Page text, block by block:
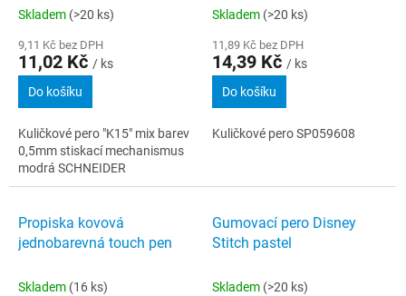
SCHNEIDER
Skladem (>20 ks)
9,11 Kč bez DPH
11,02 Kč / ks
Do košíku
Kuličkové pero "K15" mix barev
0,5mm stiskací mechanismus
modrá SCHNEIDER
Skladem (>20 ks)
11,89 Kč bez DPH
14,39 Kč / ks
Do košíku
Kuličkové pero SP059608
Propiska kovová
jednobarevná touch pen
Skladem (16 ks)
Gumovací pero Disney
Stitch pastel
Skladem (>20 ks)